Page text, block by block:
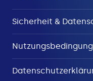
Sicherheit &